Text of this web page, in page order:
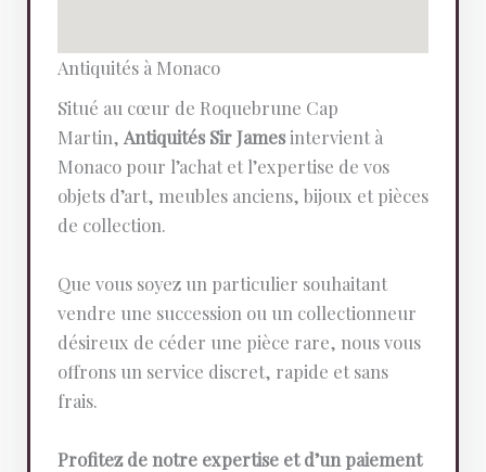
Antiquités à Monaco
Situé au cœur de Roquebrune Cap
Martin, Antiquités Sir Jamesintervient à
Monaco pour l’achat et l’expertise de vos
objets d’art, meubles anciens, bijoux et pièces
de collection.
Que vous soyez un particulier souhaitant
vendre une succession ou un collectionneur
désireux de céder une pièce rare, nous vous
offrons un service discret, rapide et sans
frais.
Profitez de notre expertise et d’un paiement